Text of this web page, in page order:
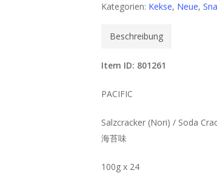
Kategorien: Kekse, Neue,
Beschreibung
Item ID: 801261
PACIFIC
Salzcracker (Nori) / Soda
海苔味
100g x 24